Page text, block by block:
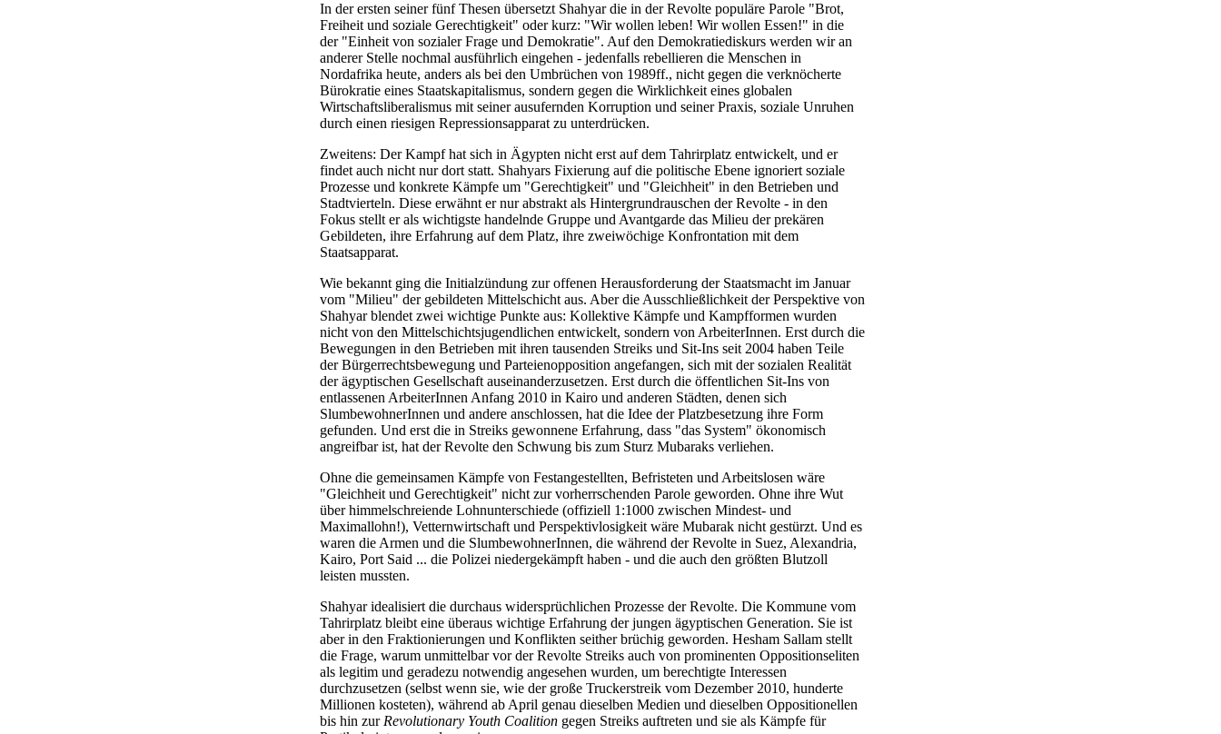
In der ersten seiner fünf Thesen übersetzt Shahyar die in der Revolte populäre Parole "Brot,
Freiheit und soziale Gerechtigkeit" oder kurz: "Wir wollen leben! Wir wollen Essen!" in die
der "Einheit von sozialer Frage und Demokratie". Auf den Demokratiediskurs werden wir an
anderer Stelle nochmal ausführlich eingehen - jedenfalls rebellieren die Menschen in
Nordafrika heute, anders als bei den Umbrüchen von 1989ff., nicht gegen die verknöcherte
Bürokratie eines Staatskapitalismus, sondern gegen die Wirklichkeit eines globalen
Wirtschaftsliberalismus mit seiner ausufernden Korruption und seiner Praxis, soziale Unruhen
durch einen riesigen Repressionsapparat zu unterdrücken.
Zweitens: Der Kampf hat sich in Ägypten nicht erst auf dem Tahrirplatz entwickelt, und er
findet auch nicht nur dort statt. Shahyars Fixierung auf die politische Ebene ignoriert soziale
Prozesse und konkrete Kämpfe um "Gerechtigkeit" und "Gleichheit" in den Betrieben und
Stadtvierteln. Diese erwähnt er nur abstrakt als Hintergrundrauschen der Revolte - in den
Fokus stellt er als wichtigste handelnde Gruppe und Avantgarde das Milieu der prekären
Gebildeten, ihre Erfahrung auf dem Platz, ihre zweiwöchige Konfrontation mit dem
Staatsapparat.
Wie bekannt ging die Initialzündung zur offenen Herausforderung der Staatsmacht im Januar
vom "Milieu" der gebildeten Mittelschicht aus. Aber die Ausschließlichkeit der Perspektive von
Shahyar blendet zwei wichtige Punkte aus: Kollektive Kämpfe und Kampfformen wurden
nicht von den Mittelschichtsjugendlichen entwickelt, sondern von ArbeiterInnen. Erst durch die
Bewegungen in den Betrieben mit ihren tausenden Streiks und Sit-Ins seit 2004 haben Teile
der Bürgerrechtsbewegung und Parteienopposition angefangen, sich mit der sozialen Realität
der ägyptischen Gesellschaft auseinanderzusetzen. Erst durch die öffentlichen Sit-Ins von
entlassenen ArbeiterInnen Anfang 2010 in Kairo und anderen Städten, denen sich
SlumbewohnerInnen und andere anschlossen, hat die Idee der Platzbesetzung ihre Form
gefunden. Und erst die in Streiks gewonnene Erfahrung, dass "das System" ökonomisch
angreifbar ist, hat der Revolte den Schwung bis zum Sturz Mubaraks verliehen.
Ohne die gemeinsamen Kämpfe von Festangestellten, Befristeten und Arbeitslosen wäre
"Gleichheit und Gerechtigkeit" nicht zur vorherrschenden Parole geworden. Ohne ihre Wut
über himmelschreiende Lohnunterschiede (offiziell 1:1000 zwischen Mindest- und
Maximallohn!), Vetternwirtschaft und Perspektivlosigkeit wäre Mubarak nicht gestürzt. Und es
waren die Armen und die SlumbewohnerInnen, die während der Revolte in Suez, Alexandria,
Kairo, Port Said ... die Polizei niedergekämpft haben - und die auch den größten Blutzoll
leisten mussten.
Shahyar idealisiert die durchaus widersprüchlichen Prozesse der Revolte. Die Kommune vom
Tahrirplatz bleibt eine überaus wichtige Erfahrung der jungen ägyptischen Generation. Sie ist
aber in den Fraktionierungen und Konflikten seither brüchig geworden. Hesham Sallam stellt
die Frage, warum unmittelbar vor der Revolte Streiks auch von prominenten Oppositionseliten
als legitim und geradezu notwendig angesehen wurden, um berechtigte Interessen
durchzusetzen (selbst wenn sie, wie der große Truckerstreik vom Dezember 2010, hunderte
Millionen kosteten), während ab April genau dieselben Medien und dieselben Oppositionellen
bis hin zur Revolutionary Youth Coalition gegen Streiks auftreten und sie als Kämpfe für